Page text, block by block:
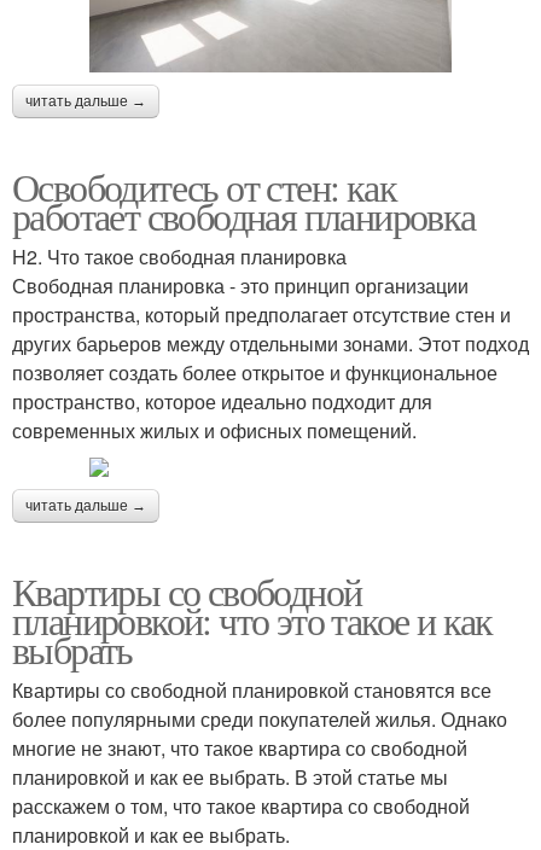
читать дальше →
Освободитесь от стен: как
работает свободная планировка
H2. Что такое свободная планировка
Свободная планировка - это принцип организации
пространства, который предполагает отсутствие стен и
других барьеров между отдельными зонами. Этот подход
позволяет создать более открытое и функциональное
пространство, которое идеально подходит для
современных жилых и офисных помещений.
читать дальше →
Квартиры со свободной
планировкой: что это такое и как
выбрать
Квартиры со свободной планировкой становятся все
более популярными среди покупателей жилья. Однако
многие не знают, что такое квартира со свободной
планировкой и как ее выбрать. В этой статье мы
расскажем о том, что такое квартира со свободной
планировкой и как ее выбрать.